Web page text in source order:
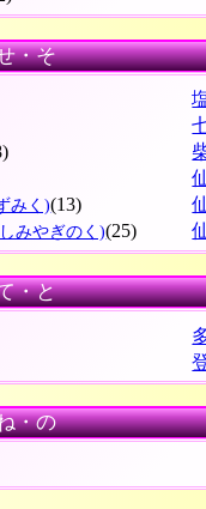
・そ
みく)(13)
みやぎのく)(25)
・と
・の